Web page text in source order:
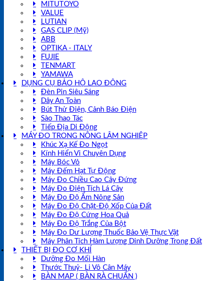
MITUTOYO
VALUE
LUTIAN
GAS CLIP (Mỹ)
ABB
OPTIKA - ITALY
FUJIE
TENMART
YAMAWA
DỤNG CỤ BẢO HỘ LAO ĐỘNG
Đèn Pin Siêu Sáng
Dây An Toàn
Bút Thử Điện, Cảnh Báo Điện
Sào Thao Tác
Tiếp Địa Di Động
MÁY ĐO TRONG NÔNG LÂM NGHIỆP
Khúc Xạ Kế Đo Ngọt
Kính Hiển Vi Chuyên Dụng
Máy Bóc Vỏ
Máy Đếm Hạt Tự Động
Máy Đo Chiều Cao Cây Đứng
Máy Đo Điện Tích Lá Cây
Máy Đo Độ Ẩm Nông Sản
Máy Đo Độ Chặt-Độ Xốp Của Đất
Máy Đo Độ Cứng Hoa Quả
Máy Đo Độ Trắng Của Bột
Máy Đo Dư Lượng Thuốc Bảo Vệ Thực Vật
Máy Phân Tích Hàm Lượng Dinh Dưỡng Trong Đất
THIẾT BỊ ĐO CƠ KHÍ
Dưỡng Đo Mối Hàn
Thước Thuỷ- Li Vô Cân Máy
BÀN MAP ( BÀN RÀ CHUẨN )